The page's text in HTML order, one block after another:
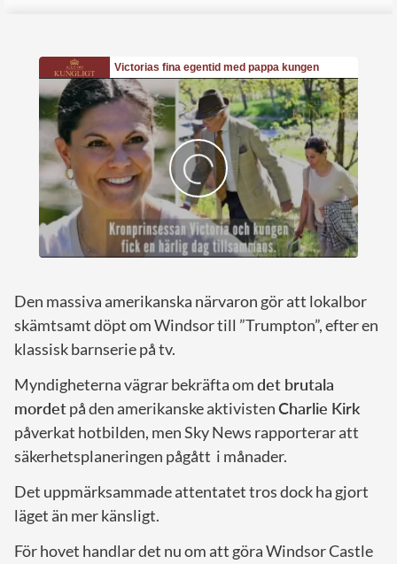
Den massiva amerikanska närvaron gör att lokalbor
skämtsamt döpt om Windsor till ”Trumpton”, efter en
klassisk barnserie på tv.
Myndigheterna vägrar bekräfta omdet brutala
mordetpå den amerikanske aktivistenCharlie Kirk
påverkat hotbilden, men Sky News rapporterar att
säkerhetsplaneringen pågått i månader.
Det uppmärksammade attentatet tros dock ha gjort
läget än mer känsligt.
För hovet handlar det nu om att göra Windsor Castle